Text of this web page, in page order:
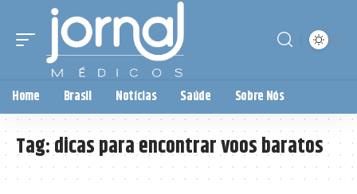
Home Brasil Notícias Saúde Sobre Nós
Tag:dicas para encontrar voos baratos